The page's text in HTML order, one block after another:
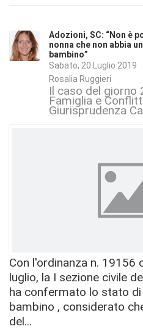
Adozioni, SC: “Non è
nonna che non abbia
bambino”
Sabato, 20 Luglio 2019
Rosalia Ruggieri
Il caso del
Famiglia e
Giurisprudenza
Con l'ordinanza n.
luglio, la I sezione civile
ha confermato lo stato
bambino , considerato
del...